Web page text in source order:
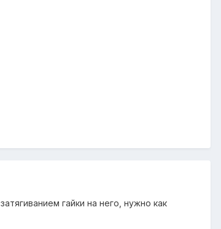
гайки на него, нужно как